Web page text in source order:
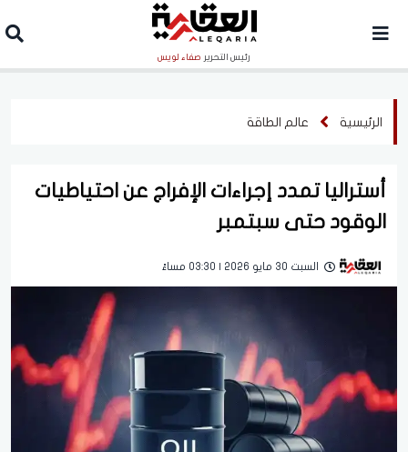
رئيس التحرير صفاء لويس
الرئيسية عالم الطاقة
أستراليا تمدد إجراءات الإفراج عن احتياطيات
الوقود حتى سبتمبر
السبت 30 مايو 2026 | 03:30 مساءً